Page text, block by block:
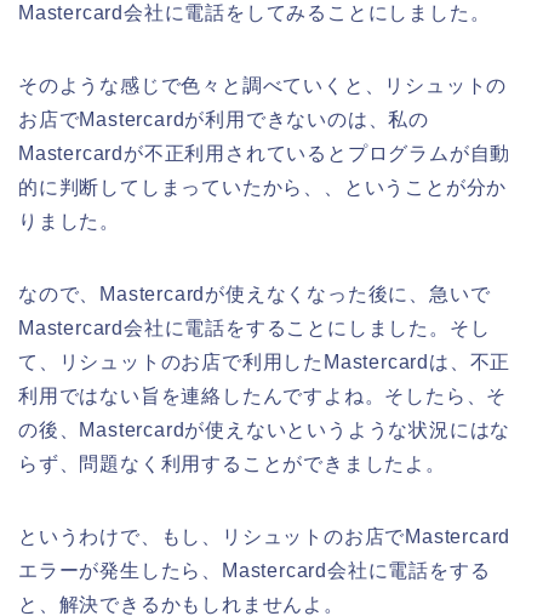
Mastercard会社に電話をしてみることにしました。
そのような感じで色々と調べていくと、リシュットの
お店でMastercardが利用できないのは、私の
Mastercardが不正利用されているとプログラムが自動
的に判断してしまっていたから、、ということが分か
りました。
なので、Mastercardが使えなくなった後に、急いで
Mastercard会社に電話をすることにしました。そし
て、リシュットのお店で利用したMastercardは、不正
利用ではない旨を連絡したんですよね。そしたら、そ
の後、Mastercardが使えないというような状況にはな
らず、問題なく利用することができましたよ。
というわけで、もし、リシュットのお店でMastercard
エラーが発生したら、Mastercard会社に電話をする
と、解決できるかもしれませんよ。